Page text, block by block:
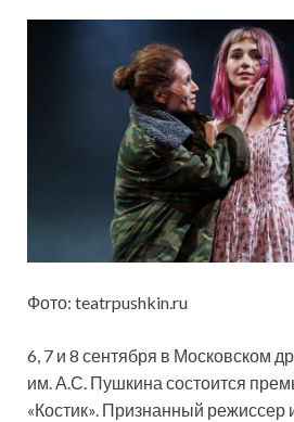
Фото: teatrpushkin.ru
6, 7 и 8 сентября в Московском
им. А.С. Пушкина состоится
«Костик». Признанный режиссер